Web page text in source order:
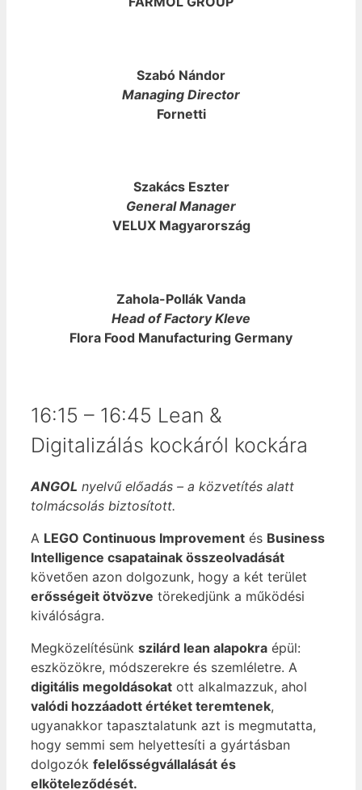
Szabó Nándor
Managing Director
Fornetti
Szakács Eszter
General Manager
VELUX Magyarország
Zahola-Pollák Vanda
Head of Factory Kleve
Flora Food Manufacturing Germany
16:15 – 16:45 Lean &
Digitalizálás kockáról kockára
ANGOL nyelvű előadás – a közvetítés alatt
tolmácsolás biztosított.
A LEGO Continuous Improvement és Business
Intelligence csapatainak összeolvadását
követően azon dolgozunk, hogy a két terület
erősségeit ötvözve törekedjünk a működési
kiválóságra.
Megközelítésünk szilárd lean alapokra épül:
eszközökre, módszerekre és szemléletre. A
digitális megoldásokat ott alkalmazzuk, ahol
valódi hozzáadott értéket teremtenek,
ugyanakkor tapasztalatunk azt is megmutatta,
hogy semmi sem helyettesíti a gyártásban
dolgozók felelősségvállalását és
elköteleződését.